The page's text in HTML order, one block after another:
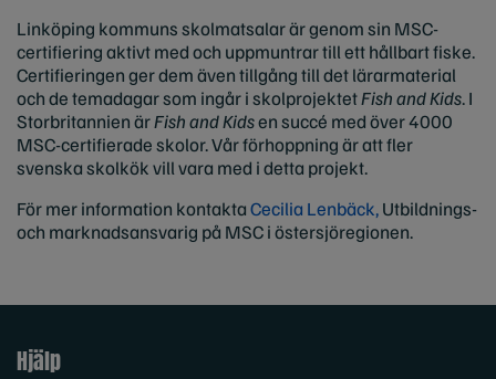
Linköping kommuns skolmatsalar är genom sin MSC-
certifiering aktivt med och uppmuntrar till ett hållbart fiske.
Certifieringen ger dem även tillgång till det lärarmaterial
och de temadagar som ingår i skolprojektetFish and Kids. I
Storbritannien ärFish and Kidsen succé med över 4000
MSC-certifierade skolor. Vår förhoppning är att fler
svenska skolkök vill vara med i detta projekt.
För mer information kontaktaCecilia Lenbäck,Utbildnings-
och marknadsansvarig på MSC i östersjöregionen.
Hjälp